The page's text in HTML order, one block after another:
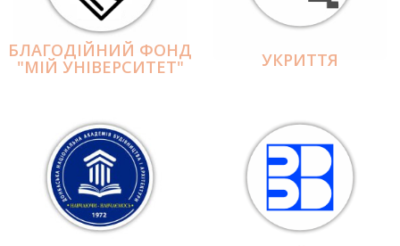
БЛАГОДІЙНИЙ ФОНД
"МІЙ УНІВЕРСИТЕТ" УКРИТТЯ